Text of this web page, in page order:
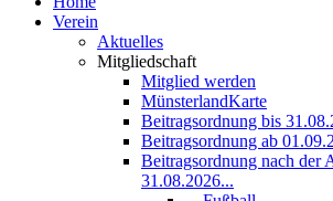
Verein
Aktuelles
Mitgliedschaft
Mitglied werden
MünsterlandKarte
Beitragsordnung bis
Beitragsordnung ab
Beitragsordnung nach der
31.08.2026...